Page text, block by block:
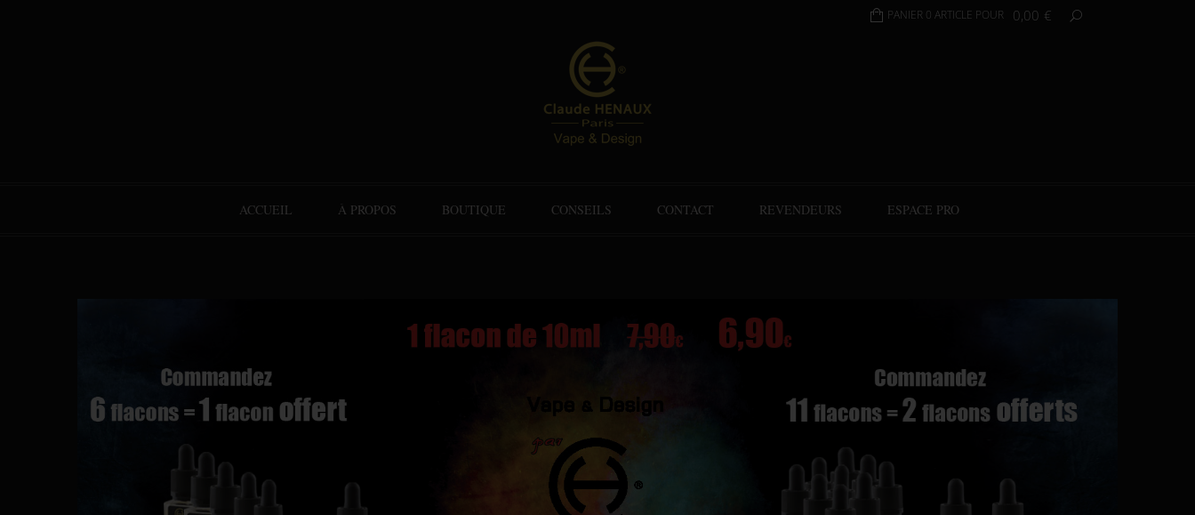
PANIER 0 ARTICLE POUR 0,00 €
ACCUEIL À PROPOS BOUTIQUE CONSEILS CONTACT REVENDEURS ESPACE PRO